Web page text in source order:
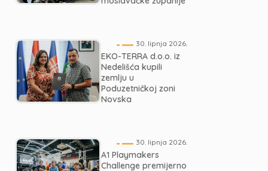
30. lipnja 2026.
EKO-TERRA d.o.o. iz
Nedelišća kupili
zemlju u
Poduzetničkoj zoni
Novska
30. lipnja 2026.
A1 Playmakers
Challenge premijerno